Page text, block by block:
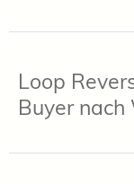
Loop
Buyer nach